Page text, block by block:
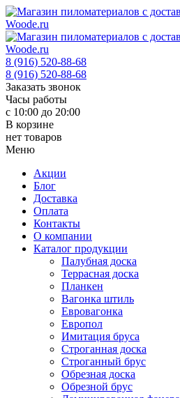
8 (916) 520-88-68
8 (916) 520-88-68
Заказать звонок
Часы работы
с 10:00 до 20:00
В корзине
нет товаров
Меню
Акции
Блог
Доставка
Оплата
Контакты
О компании
Каталог продукции
Палубная доска
Террасная доска
Планкен
Вагонка штиль
Евровагонка
Европол
Имитация бруса
Строганная доска
Строганный брус
Обрезная доска
Обрезной брус